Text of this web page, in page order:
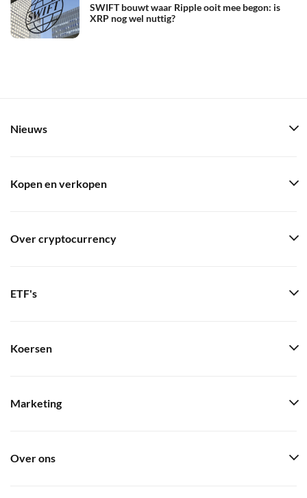
SWIFT bouwt waar Ripple ooit mee begon: is
XRP nog wel nuttig?
Nieuws
Kopen en verkopen
Over cryptocurrency
ETF's
Koersen
Marketing
Over ons